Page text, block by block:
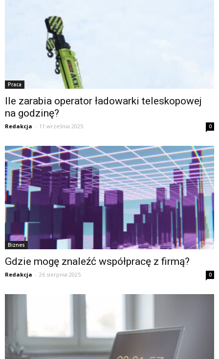
Praca
Ile zarabia operator ładowarki teleskopowej
na godzinę?
Redakcja - 11 września 2025 0
Biznes
Gdzie mogę znaleźć współpracę z firmą?
Redakcja - 26 sierpnia 2025 0